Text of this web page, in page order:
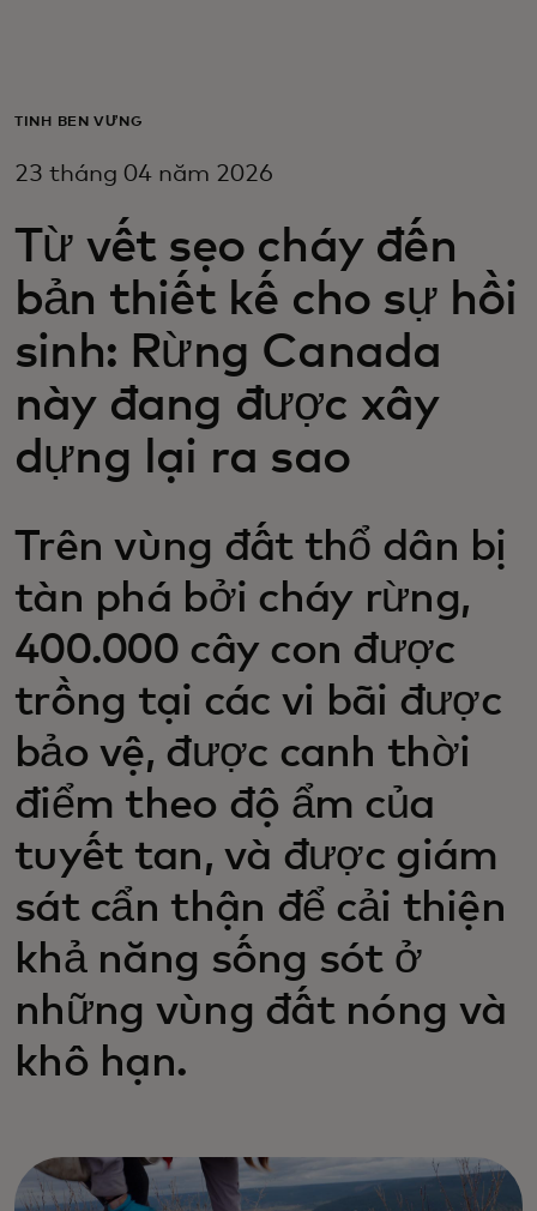
Dành cho doanh nghiệp
Dành cho nhà đổi mới
Tin tức và xu hướng
TÍNH BỀN VỮNG
23 tháng 04 năm 2026
Từ vết sẹo cháy đến
bản thiết kế cho sự hồi
sinh: Rừng Canada
này đang được xây
dựng lại ra sao
Trên vùng đất thổ dân bị
tàn phá bởi cháy rừng,
400.000 cây con được
trồng tại các vi bãi được
bảo vệ, được canh thời
điểm theo độ ẩm của
tuyết tan, và được giám
sát cẩn thận để cải thiện
khả năng sống sót ở
những vùng đất nóng và
khô hạn.